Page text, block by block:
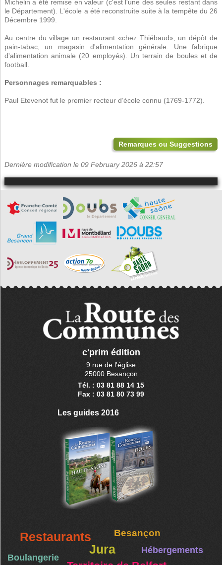
Michelin a été remise en valeur (c'est l'une des seules restant dans
le Département). L'école a été reconstruite suite à la tempête du 26
Décembre 1999.
Au centre du village un restaurant «chez Thiébaud», un dépôt de
pain-tabac, un magasin d'alimentation générale. Une fabrique
d'alimentation animale (20 employés). Un terrain de boules et de
football.
Personnages remarquables :
Paul Etevenot fut le premier recteur d’école connu (1769-1772).
Remarques ou Suggestions
Dernière modification le 09 February 2026 à 22:57
c'prim édition
9 rue de l'église
25000 Besançon
Tél. : 03 81 88 14 15
Fax : 03 81 80 73 99
Les guides 2016
Restaurants Besançon
Jura Hébergements
Boulangerie